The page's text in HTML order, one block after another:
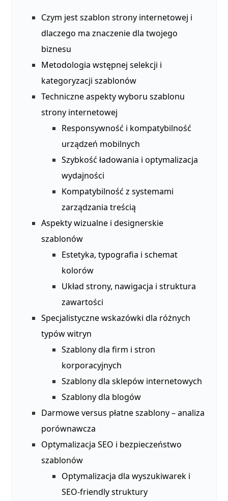
Czym jest szablon strony internetowej i
dlaczego ma znaczenie dla twojego
biznesu
Metodologia wstępnej selekcji i
kategoryzacji szablonów
Techniczne aspekty wyboru szablonu
strony internetowej
Responsywność i kompatybilność
urządzeń mobilnych
Szybkość ładowania i optymalizacja
wydajności
Kompatybilność z systemami
zarządzania treścią
Aspekty wizualne i designerskie
szablonów
Estetyka, typografia i schemat
kolorów
Układ strony, nawigacja i struktura
zawartości
Specjalistyczne wskazówki dla różnych
typów witryn
Szablony dla firm i stron
korporacyjnych
Szablony dla sklepów internetowych
Szablony dla blogów
Darmowe versus płatne szablony – analiza
porównawcza
Optymalizacja SEO i bezpieczeństwo
szablonów
Optymalizacja dla wyszukiwarek i
SEO‑friendly struktury